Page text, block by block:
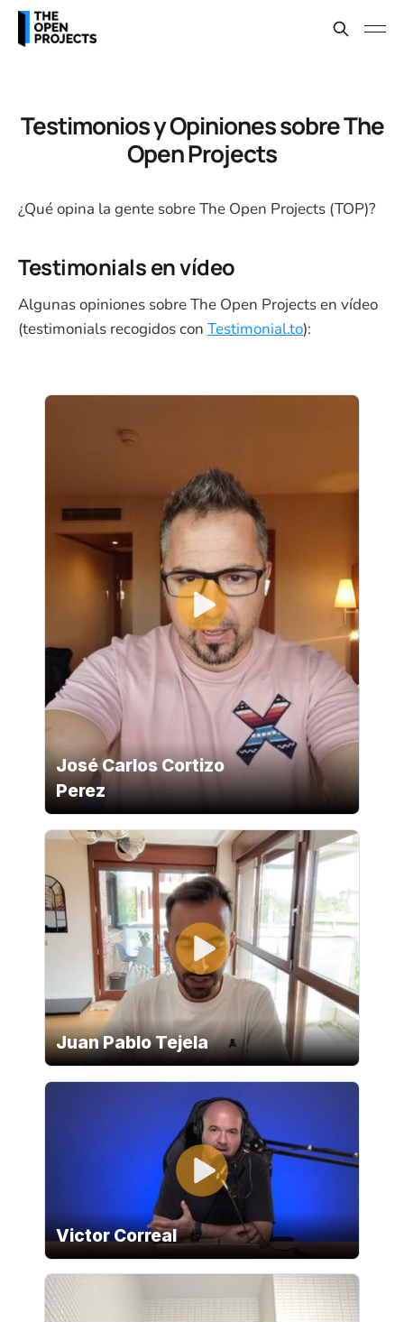
Testimonios y Opiniones sobre The
Open Projects
¿Qué opina la gente sobre The Open Projects (TOP)?
Testimonials en vídeo
Algunas opiniones sobre The Open Projects en vídeo
(testimonials recogidos con Testimonial.to):